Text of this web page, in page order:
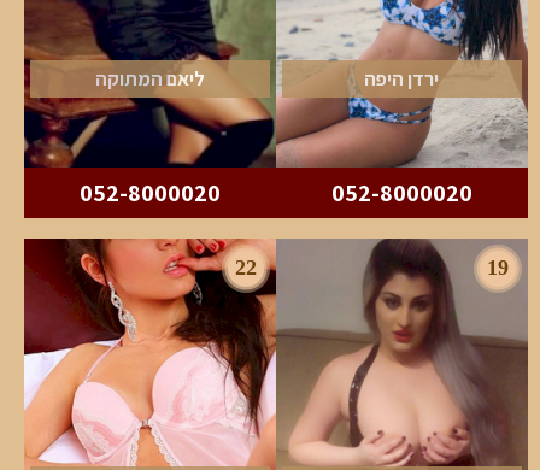
ירדן היפה
052-8000020
ליאם המתוקה
052-8000020
19
22